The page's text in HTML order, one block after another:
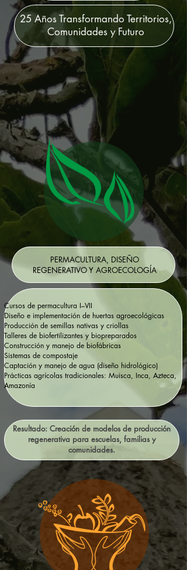
25 Años Transformando Territorios,
Comunidades y Futuro
PERMACULTURA, DISEÑO
REGENERATIVO Y AGROECOLOGÍA
Cursos de permacultura I–VII
Diseño e implementación de huertas agroecológicas
Producción de semillas nativas y criollas
Talleres de biofertilizantes y biopreparados
Construcción y manejo de biofábricas
Sistemas de compostaje
Captación y manejo de agua (diseño hidrológico)
Prácticas agrícolas tradicionales: Muisca, Inca, Azteca,
Amazonía
Resultado: Creación de modelos de producción
regenerativa para escuelas, familias y
comunidades.